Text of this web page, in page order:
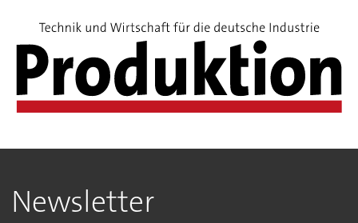
Newsletter